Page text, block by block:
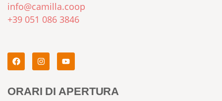
info@camilla.coop
+39 051 086 3846
ORARI DI APERTURA